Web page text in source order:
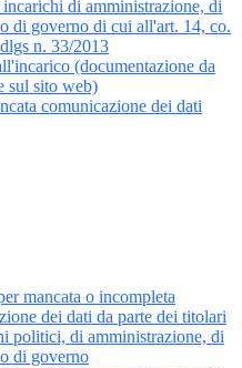
di amministrazione, di
di governo di cui all'art. 14, co.
n. 33/2013
(documentazione da
sul sito web)
comunicazione dei dati
mancata o incompleta
dei dati da parte dei titolari
politici, di amministrazione, di
di governo